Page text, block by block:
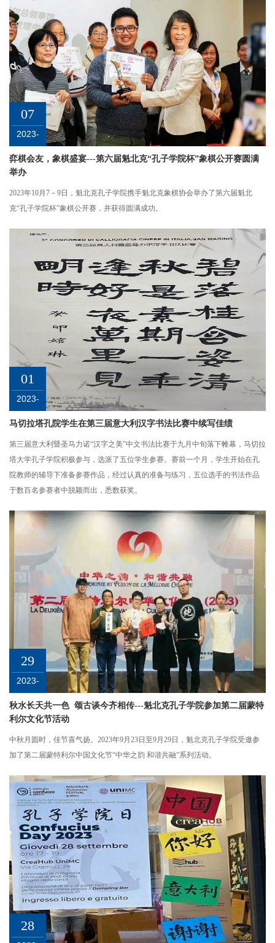
07
2023-
弈棋会友，象棋盛宴---第六届魁北克“孔子学院杯”象棋公开赛圆满
举办
2023年10月7－9日，魁北克孔子学院携手魁北克象棋协会举办了第六届魁北
克“孔子学院杯”象棋公开赛，并获得圆满成功。
01
2023-
马切拉塔孔院学生在第三届意大利汉字书法比赛中续写佳绩
第三届意大利暨圣马力诺“汉字之美”中文书法比赛于九月中旬落下帷幕，马切拉
塔大学孔子学院积极参与，选派了五位学生参赛。赛前一个月，学生开始在孔
院教师的辅导下准备参赛作品，经过认真的准备与练习，五位选手的书法作品
于数百名参赛者中脱颖而出，悉数获奖。
29
2023-
秋水长天共一色 颂古谈今齐相传---魁北克孔子学院参加第二届蒙特
利尔文化节活动
中秋月圆时，佳节喜气扬。2023年9月23日至9月29日，魁北克孔子学院受邀参
加了第二届蒙特利尔中国文化节“中华之韵 和谐共融”系列活动。
28